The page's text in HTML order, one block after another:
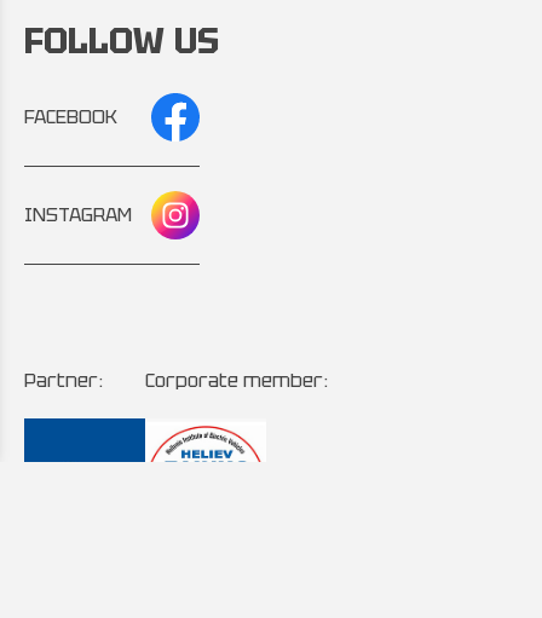
FOLLOW US
FACEBOOK
INSTAGRAM
Partner: Corporate member: